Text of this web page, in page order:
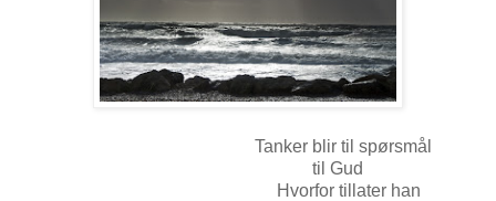
Tanker blir til spørsmål
til Gud
Hvorfor tillater han